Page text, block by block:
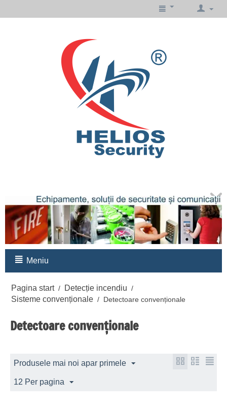
Meniu
Pagina start / Detecție incendiu /
Sisteme convenționale / Detectoare convenționale
Detectoare convenționale
Produsele mai noi apar primele
12 Per pagina